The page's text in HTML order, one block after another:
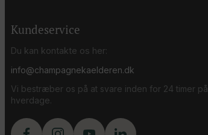
Kundeservice
Du kan kontakte os her:
info@champagnekaelderen.dk
Vi bestræber os på at svare inden for 24 timer på
hverdage.